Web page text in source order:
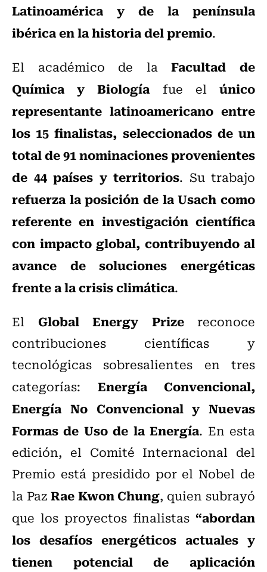
Latinoamérica y de la península
ibérica en la historia del premio.
El académico de laFacultad de
Química y Biología fue elúnico
representante latinoamericano entre
los 15 finalistas, seleccionados de un
total de 91 nominaciones provenientes
de 44 países y territorios. Su trabajo
refuerza la posición de la Usach como
referente en investigación científica
con impacto global, contribuyendo al
avance de soluciones energéticas
frente a la crisis climática.
El Global Energy Prizereconoce
contribuciones científicas y
tecnológicas sobresalientes en tres
categorías: Energía Convencional,
Energía No Convencional y Nuevas
Formas de Uso de la Energía. En esta
edición, el Comité Internacional del
Premio está presidido por el Nobel de
la PazRae Kwon Chung, quien subrayó
que los proyectos finalistas “abordan
los desafíos energéticos actuales y
tienen potencial de aplicación